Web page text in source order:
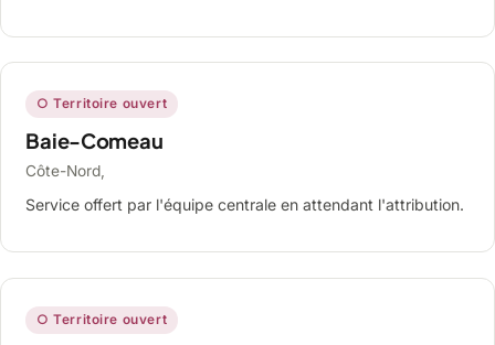
○ Territoire ouvert
Baie-Comeau
Côte-Nord,
Service offert par l'équipe centrale en attendant l'attribution.
○ Territoire ouvert